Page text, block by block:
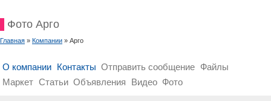
Фото Арго
Главная » Компании » Арго
О компании Контакты Отправить сообщение Файлы
Маркет Статьи Объявления Видео Фото